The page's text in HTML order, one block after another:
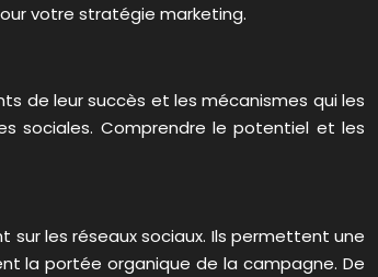
votre stratégie marketing.
de leur succès et les mécanismes qui les
sociales. Comprendre le potentiel et les
les réseaux sociaux. Ils permettent une
la portée organique de la campagne. De